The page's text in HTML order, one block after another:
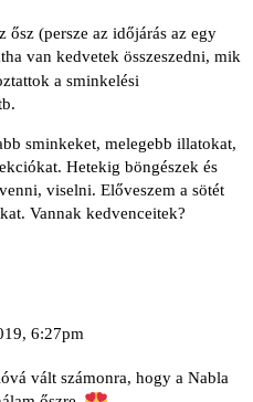
ősz (persze az időjárás az egy
van kedvetek összeszedni, mik
a sminkelési
sminkeket, melegebb illatokat,
Hetekig böngészek és
viselni. Előveszem a sötét
Vannak kedvenceitek?
6:27pm
vált számonra, hogy a Nabla